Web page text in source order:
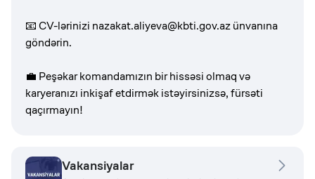
📧 CV-lərinizi nazakat.aliyeva@kbti.gov.azünvanına
göndərin.
💼 Peşəkar komandamızın bir hissəsi olmaq və
karyeranızı inkişaf etdirmək istəyirsinizsə, fürsəti
qaçırmayın!
Vakansiyalar